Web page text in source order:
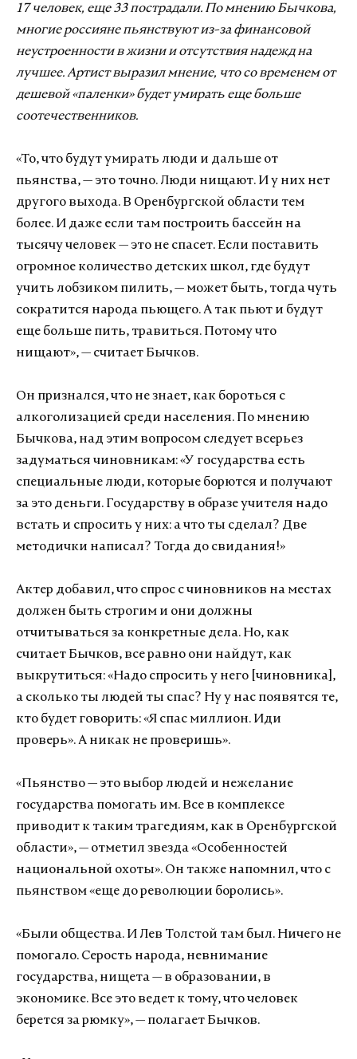
17 человек, еще 33 пострадали. По мнению Бычкова,
многие россияне пьянствуют из-за финансовой
неустроенности в жизни и отсутствия надежд на
лучшее. Артист выразил мнение, что со временем от
дешевой «паленки» будет умирать еще больше
соотечественников.
«То, что будут умирать люди и дальше от
пьянства, — это точно. Люди нищают. И у них нет
другого выхода. В Оренбургской области тем
более. И даже если там построить бассейн на
тысячу человек — это не спасет. Если поставить
огромное количество детских школ, где будут
учить лобзиком пилить, — может быть, тогда чуть
сократится народа пьющего. А так пьют и будут
еще больше пить, травиться. Потому что
нищают», — считает Бычков.
Он признался, что не знает, как бороться с
алкоголизацией среди населения. По мнению
Бычкова, над этим вопросом следует всерьез
задуматься чиновникам: «У государства есть
специальные люди, которые борются и получают
за это деньги. Государству в образе учителя надо
встать и спросить у них: а что ты сделал? Две
методички написал? Тогда до свидания!»
Актер добавил, что спрос с чиновников на местах
должен быть строгим и они должны
отчитываться за конкретные дела. Но, как
считает Бычков, все равно они найдут, как
выкрутиться: «Надо спросить у него [чиновника],
а сколько ты людей ты спас? Ну у нас появятся те,
кто будет говорить: «Я спас миллион. Иди
проверь». А никак не проверишь».
«Пьянство — это выбор людей и нежелание
государства помогать им. Все в комплексе
приводит к таким трагедиям, как в Оренбургской
области», — отметил звезда «Особенностей
национальной охоты». Он также напомнил, что с
пьянством «еще до революции боролись».
«Были общества. И Лев Толстой там был. Ничего не
помогало. Серость народа, невнимание
государства, нищета — в образовании, в
экономике. Все это ведет к тому, что человек
берется за рюмку», — полагает Бычков.